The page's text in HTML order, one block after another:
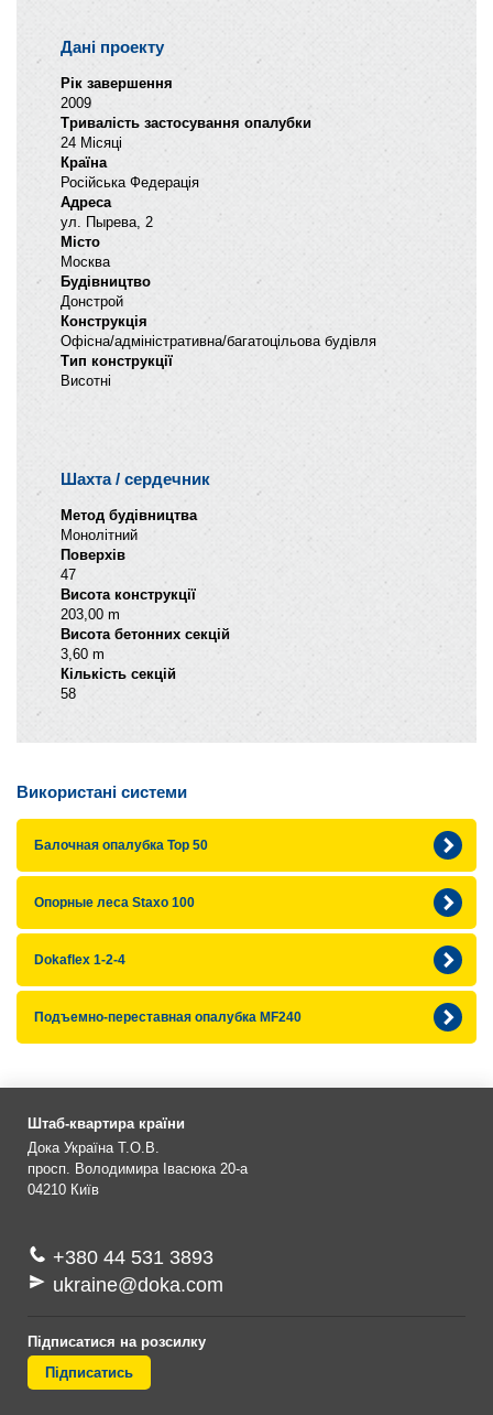
Дані проекту
Рік завершення
2009
Тривалість застосування опалубки
24 Місяці
Країна
Російська Федерація
Адреса
ул. Пырева, 2
Місто
Москва
Будівництво
Донстрой
Конструкція
Офісна/адміністративна/багатоцільова будівля
Тип конструкції
Висотні
Шахта / сердечник
Метод будівництва
Монолітний
Поверхів
47
Висота конструкції
203,00 m
Висота бетонних секцій
3,60 m
Кількість секцій
58
Використані системи
Балочная опалубка Top 50
Опорные леса Staxo 100
Dokaflex 1-2-4
Подъемно-переставная опалубка MF240
Штаб-квартира країни
Дока Україна Т.О.В.
просп. Володимира Івасюка 20-а
04210 Київ
+380 44 531 3893
ukraine@doka.com
Підписатися на розсилку
Підписатись